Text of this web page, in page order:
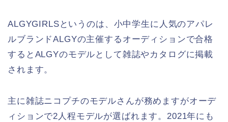
ALGYGIRLSというのは、小中学生に人気のアパレ
ルブランドALGYの主催するオーディションで合格
するとALGYのモデルとして雑誌やカタログに掲載
されます。
主に雑誌ニコプチのモデルさんが務めますがオーデ
ィションで2人程モデルが選ばれます。2021年にも